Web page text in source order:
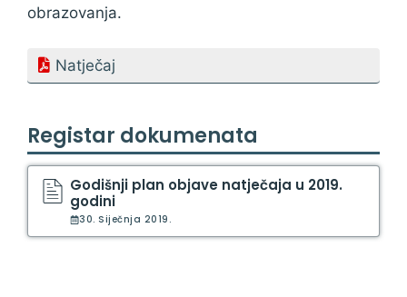
obrazovanja.
Natječaj
Registar dokumenata
Godišnji plan objave natječaja u 2019.
godini
30. Siječnja 2019.